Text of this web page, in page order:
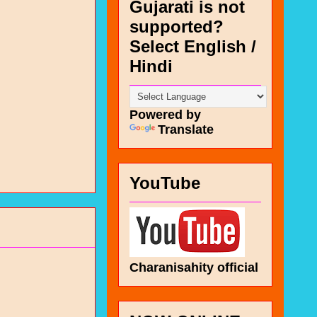
Gujarati is not
supported?
Select English /
Hindi
Powered by
Translate
YouTube
Charanisahity official